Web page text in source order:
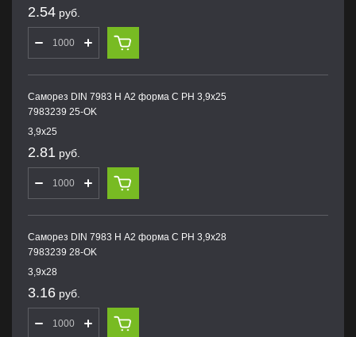
2.54 руб.
Саморез DIN 7983 H А2 форма С PH 3,9х25
7983239 25-OK
3,9х25
2.81 руб.
Саморез DIN 7983 H А2 форма С PH 3,9х28
7983239 28-OK
3,9х28
3.16 руб.